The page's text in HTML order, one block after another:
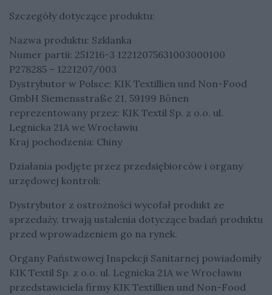
Szczegóły dotyczące produktu:
Nazwa produktu: Szklanka
Numer partii: 251216-3 12212075631003000100
P278285 – 1221207/003
Dystrybutor w Polsce: KIK Textillien und Non-Food
GmbH Siemensstraße 21, 59199 Bönen
reprezentowany przez: KIK Textil Sp. z o.o. ul.
Legnicka 21A we Wrocławiu
Kraj pochodzenia: Chiny
Działania podjęte przez przedsiębiorców i organy
urzędowej kontroli:
Dystrybutor z ostrożności wycofał produkt ze
sprzedaży, trwają ustalenia dotyczące badań produktu
przed wprowadzeniem go na rynek.
Organy Państwowej Inspekcji Sanitarnej powiadomiły
KIK Textil Sp. z o.o. ul. Legnicka 21A we Wrocławiu
przedstawiciela firmy KIK Textillien und Non-Food